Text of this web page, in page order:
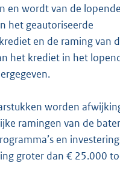
en wordt van de lopende
het geautoriseerde
en de raming van
het krediet in het
worden
ramingen van de
en
groter dan € 25.000